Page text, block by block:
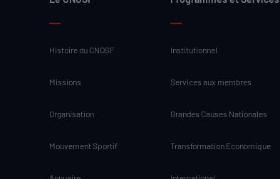
Histoire du CNOSF
Missions
Organisation
Mouvement Sportif
Institutionnel
Services aux membres
Grandes Causes Nationales
Transformation Economique